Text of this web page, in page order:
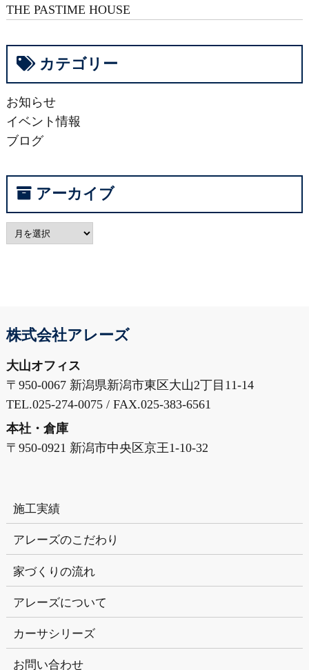
THE PASTIME HOUSE
カテゴリー
お知らせ
イベント情報
ブログ
アーカイブ
株式会社アレーズ
大山オフィス
〒950-0067 新潟県新潟市東区大山2丁目11-14
TEL.025-274-0075 / FAX.025-383-6561
本社・倉庫
〒950-0921 新潟市中央区京王1-10-32
施工実績
アレーズのこだわり
家づくりの流れ
アレーズについて
カーサシリーズ
お問い合わせ